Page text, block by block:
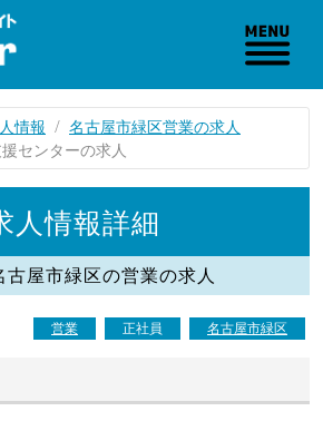
情報
名古屋市緑区営業の求人
センターの求人
人情報詳細
古屋市緑区の営業の求人
営業 正社員 名古屋市緑区